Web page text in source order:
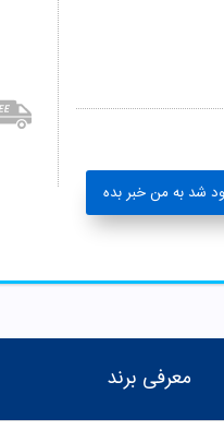
شد به من خبر بده
معرفی برند